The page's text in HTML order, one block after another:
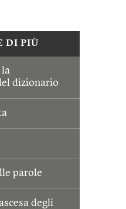
DI PIÙ
la
dizionario
parole
degli